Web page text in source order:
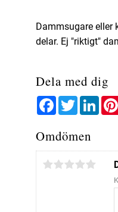
Dammsugare eller
delar. Ej "riktigt"
Dela med dig
FacebookTwitter
Omdömen